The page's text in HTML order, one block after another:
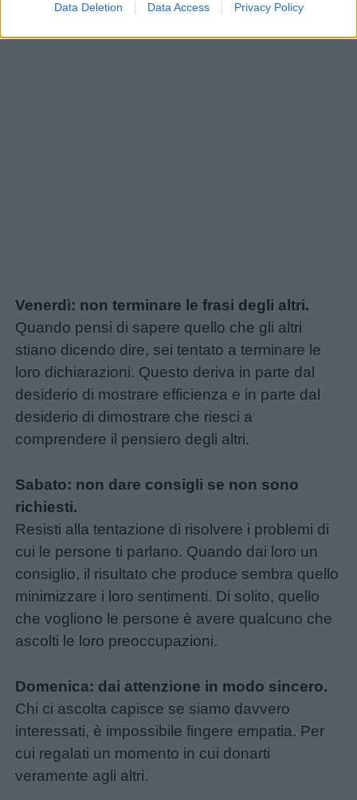
Data Deletion Data Access Privacy Policy
Venerdì: non terminare le frasi degli altri.
Quando pensi di sapere quello che gli altri
stiano dicendo dire, sei tentato a terminare le
loro dichiarazioni. Questo deriva in parte dal
desiderio di mostrare efficienza e in parte dal
desiderio di dimostrare che riesci a
comprendere il pensiero degli altri.
Sabato: non dare consigli se non sono
richiesti.
Resisti alla tentazione di risolvere i problemi di
cui le persone ti parlano. Quando dai loro un
consiglio, il risultato che produce sembra quello
minimizzare i loro sentimenti. Di solito, quello
che vogliono le persone è avere qualcuno che
ascolti le loro preoccupazioni.
Domenica: dai attenzione in modo sincero.
Chi ci ascolta capisce se siamo davvero
interessati, è impossibile fingere empatia. Per
cui regalati un momento in cui donarti
veramente agli altri.